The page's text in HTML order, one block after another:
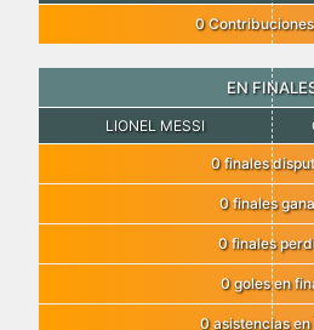
0
EN
LIONEL MESSI
0 finales
0 finales
0 finales
0 goles en
0 asistencias